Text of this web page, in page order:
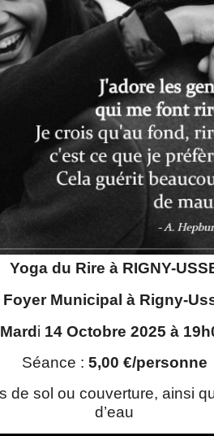
Yoga du Rire à RIGNY-
Foyer Municipal à Rigny-
Mard i 14 Octobre 2025 à
Séance : 5,00 €/personne
de sol ou couverture, ainsi
d’eau